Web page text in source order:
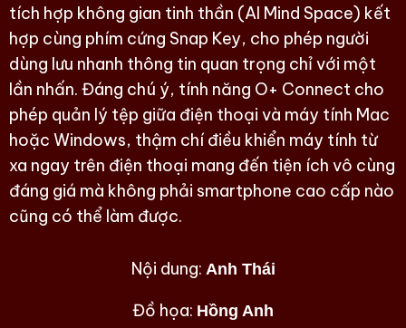
tích hợp không gian tinh thần (AI Mind Space) kết
hợp cùng phím cứng Snap Key, cho phép người
dùng lưu nhanh thông tin quan trọng chỉ với một
lần nhấn. Đáng chú ý, tính năng O+ Connect cho
phép quản lý tệp giữa điện thoại và máy tính Mac
hoặc Windows, thậm chí điều khiển máy tính từ
xa ngay trên điện thoại mang đến tiện ích vô cùng
đáng giá mà không phải smartphone cao cấp nào
cũng có thể làm được.
Nội dung: Anh Thái
Đồ họa: Hồng Anh